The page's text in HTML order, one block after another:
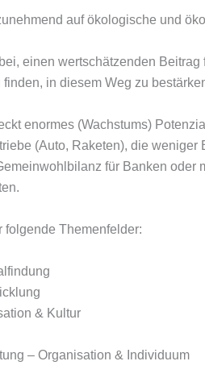
auf ökologische und
einen wertschätzenden
in diesem Weg zu
enormes (Wachstums)
(Auto, Raketen), die weniger
für Banken oder
folgende Themenfelder:
& Kultur
– Organisation & Individuum